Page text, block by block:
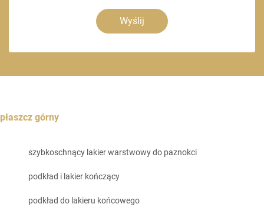
Wyślij
płaszcz górny
szybkoschnący lakier warstwowy do paznokci
podkład i lakier kończący
podkład do lakieru końcowego